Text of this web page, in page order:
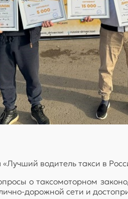
водитель такси в
о таксомоторном
дорожной сети и